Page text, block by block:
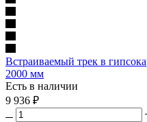
Встраиваемый трек в
2000 мм
Есть в наличии
9 936 ₽